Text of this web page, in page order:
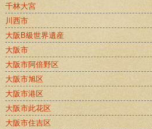
千林大宮
川西市
大阪B級世界遺産
大阪市
大阪市阿倍野区
大阪市旭区
大阪市港区
大阪市此花区
大阪市住吉区